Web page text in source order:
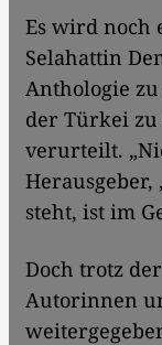
Es wird noch
Selahattin
Anthologie
der Türkei
verurteilt.
Herausgeber,
steht, ist im
Doch trotz
Autorinnen